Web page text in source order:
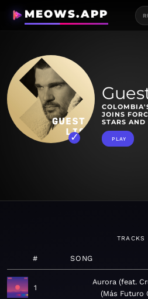
MEOWS.APP
JOINS
STARS
PLAY
TRACKS
# SONG
1
Aurora (feat.
Más Futuro